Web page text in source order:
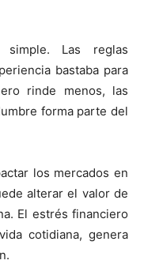
Las reglas
bastaba para
rinde menos, las
forma parte del
los mercados en
alterar el valor de
El estrés financiero
cotidiana, genera